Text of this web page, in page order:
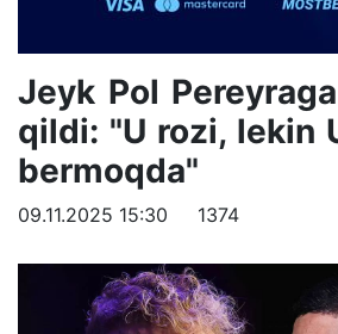
Jeyk Pol
qildi: "U rozi, lekin
bermoqda"
09.11.2025 15:30 1374